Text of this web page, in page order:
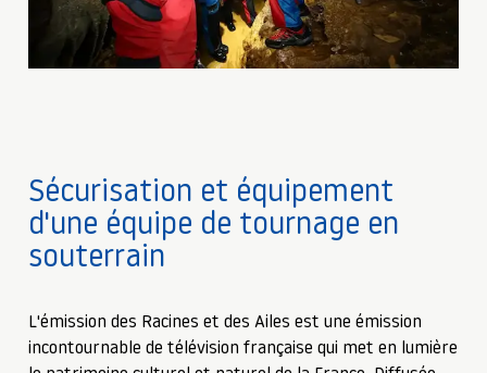
Sécurisation et équipement
d'une équipe de tournage en
souterrain
L'émission des Racines et des Ailes est une émission
incontournable de télévision française qui met en lumière